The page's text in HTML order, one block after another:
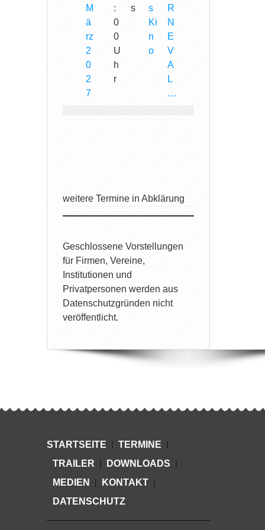
M
ä
rz
2
0
2
7
:
0
0
U
h
r
s
s
Ki
n
o
R
N
E
V
A
L
…
weitere Termine in Abklärung
Geschlossene Vorstellungen
für Firmen, Vereine,
Institutionen und
Privatpersonen werden aus
Datenschutzgründen nicht
veröffentlicht.
STARTSEITE
TERMINE
TRAILER
DOWNLOADS
MEDIEN
KONTAKT
DATENSCHUTZ